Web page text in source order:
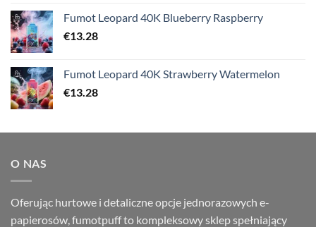
Fumot Leopard 40K Blueberry Raspberry
€13.28
Fumot Leopard 40K Strawberry Watermelon
€13.28
O NAS
Oferując hurtowe i detaliczne opcje jednorazowych e-
papierosów, fumotpuff to kompleksowy sklep spełniający